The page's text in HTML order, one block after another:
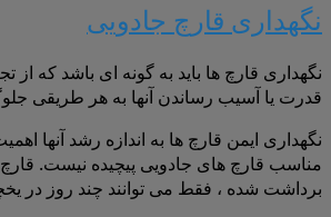
نگهداری قارچ جادویی
نگهداری قارچ ها باید به گونه ای باشد که از
قدرت یا آسیب رساندن آنها به هر طریقی
نگهداری ایمن قارچ ها به اندازه رشد آنها
مناسب قارچ های جادویی پیچیده نیست. قارچ
برداشت شده ، فقط می توانند چند روز در